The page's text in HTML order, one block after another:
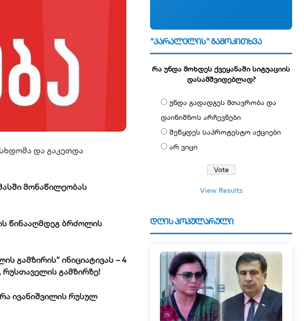
და გაკეთდა
მონაწილეობას
წინააღმდეგ ბრძოლის
გამზირის” ინიციატივას – 4
გამზირზე!
ივანიშვილის რუსულ
"პარალელის" გამოკითხვა
რა უნდა მოხდეს ქვეყანაში სიტუაციის
დასამშვიდებლად?
უნდა გადადგეს მთავრობა და
დაინიშნოს არჩევნები
შეწყდეს საპროტესტო აქციები
არ ვიცი
View Results
დღის პოპულარული